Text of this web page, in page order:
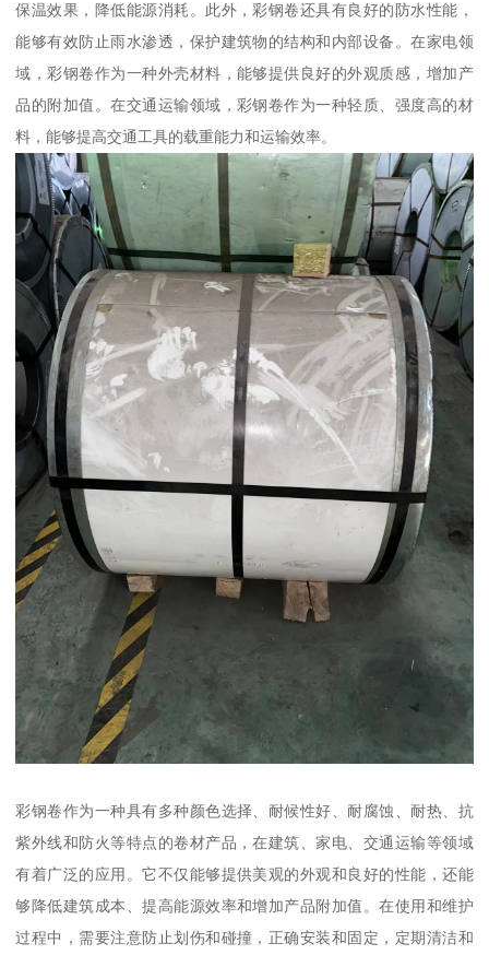
保温效果，降低能源消耗。此外，彩钢卷还具有良好的防水性能，
能够有效防止雨水渗透，保护建筑物的结构和内部设备。在家电领
域，彩钢卷作为一种外壳材料，能够提供良好的外观质感，增加产
品的附加值。在交通运输领域，彩钢卷作为一种轻质、强度高的材
料，能够提高交通工具的载重能力和运输效率。
彩钢卷作为一种具有多种颜色选择、耐候性好、耐腐蚀、耐热、抗
紫外线和防火等特点的卷材产品，在建筑、家电、交通运输等领域
有着广泛的应用。它不仅能够提供美观的外观和良好的性能，还能
够降低建筑成本、提高能源效率和增加产品附加值。在使用和维护
过程中，需要注意防止划伤和碰撞，正确安装和固定，定期清洁和